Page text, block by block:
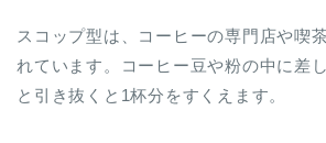
スコップ型は、コーヒーの専門店や喫
れています。コーヒー豆や粉の中に差
と引き抜くと1杯分をすくえます。